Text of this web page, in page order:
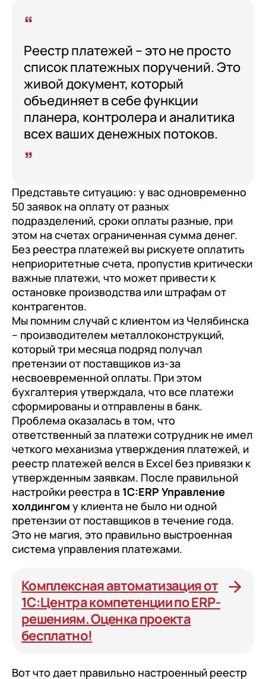
Реестр платежей – это не просто
список платежных поручений. Это
живой документ, который
объединяет в себе функции
планера, контролера и аналитика
всех ваших денежных потоков.
Представьте ситуацию: у вас одновременно
50 заявок на оплату от разных
подразделений, сроки оплаты разные, при
этом на счетах ограниченная сумма денег.
Без реестра платежей вы рискуете оплатить
неприоритетные счета, пропустив критически
важные платежи, что может привести к
остановке производства или штрафам от
контрагентов.
Мы помним случай с клиентом из Челябинска
– производителем металлоконструкций,
который три месяца подряд получал
претензии от поставщиков из-за
несвоевременной оплаты. При этом
бухгалтерия утверждала, что все платежи
сформированы и отправлены в банк.
Проблема оказалась в том, что
ответственный за платежи сотрудник не имел
четкого механизма утверждения платежей, и
реестр платежей велся в Excel без привязки к
утвержденным заявкам. После правильной
настройки реестра в 1С:ERP Управление
холдингом у клиента не было ни одной
претензии от поставщиков в течение года.
Это не магия, это правильно выстроенная
система управления платежами.
Комплексная автоматизация от
1С:Центра компетенции по ERP-
решениям. Оценка проекта
бесплатно!
Вот что дает правильно настроенный реестр